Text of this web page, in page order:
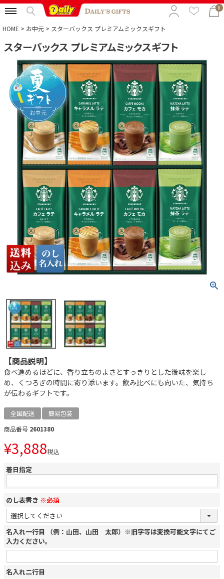
0
特集から選ぶ
予算から選ぶ
カテゴリから選ぶ
贈る相手から選ぶ
HOME お中元 スターバックス プレミアムミックスギフト
スターバックス プレミアムミックスギフト
【商品説明】
食べ進めるほどに、香り立ちのよさとすっきりとした後味を楽し
め、くつろぎの時間に寄り添います。飲み比べにも向いた、気持ち
が伝わるギフトです。
全国配送
簡易包装
商品番号 2601380
¥3,888税込
着日指定
のし表書き ※必須
名入れ一行目 （例：山田、山田 太郎）※旧字等は変換可能文字にてご
入力ください。
名入れ二行目